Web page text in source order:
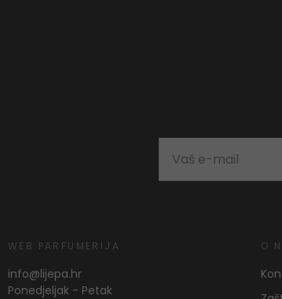
WEB PARFUMERIJA
info@lijepa.hr
Ponedjeljak - Petak
O